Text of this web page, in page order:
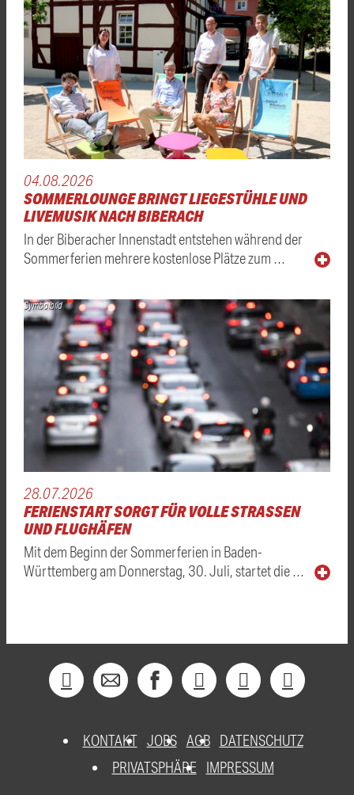
04.08.2026
SOMMERLOUNGE BRINGT LIEGESTÜHLE UND
LIVEMUSIK NACH BIBERACH
In der Biberacher Innenstadt entstehen während der
Sommerferien mehrere kostenlose Plätze zum …
Symbolbild
28.07.2026
FERIENSTART SORGT FÜR VOLLE STRASSEN U
ND FLUGHÄFEN
Mit dem Beginn der Sommerferien in Baden-
Württemberg am Donnerstag, 30. Juli, startet die …
KONTAKT JOBS AGB DATENSCHUTZ
PRIVATSPHÄRE
IMPRESSUM